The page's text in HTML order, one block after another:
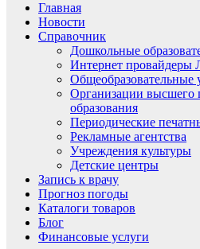
Главная
Новости
Справочник
Дошкольные
Интернет провайдеры
Общеобразовательные
Организации высшего
образования
Периодические
Рекламные агентства
Учреждения культуры
Детские центры
Запись к врачу
Прогноз погоды
Каталоги товаров
Блог
Финансовые услуги